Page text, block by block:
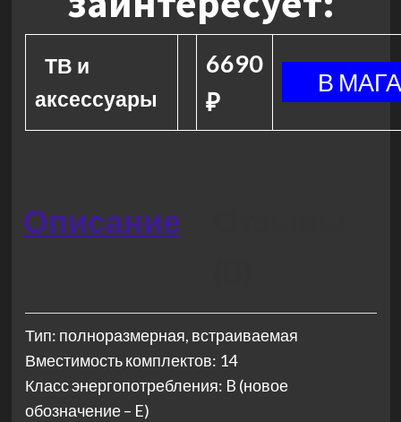
ТВ и
аксессуары
6690
₽
Описание
Тип: полноразмерная, встраиваемая
Вместимость комплектов: 14
Класс энергопотребления: B (новое
обозначение – E)